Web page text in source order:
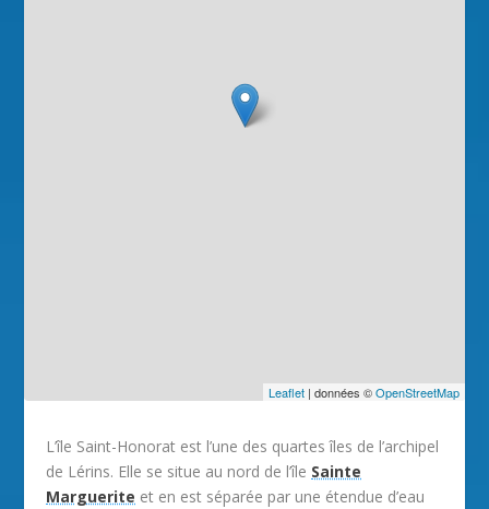
Leaflet| données ©OpenStreetMap
L’île Saint-Honorat est l’une des quartes îles de l’archipel
de Lérins. Elle se situe au nord de l’île Sainte
Marguerite et en est séparée par une étendue d’eau